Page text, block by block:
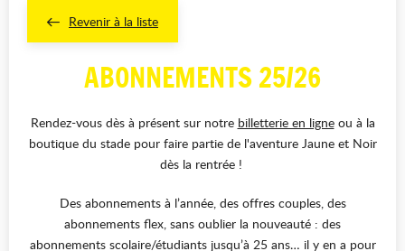
Revenir à la liste
ABONNEMENTS 25/26
Rendez-vous dès à présent sur notre billetterie en ligneou à la
boutique du stade pour faire partie de l'aventure Jaune et Noir
dès la rentrée !
Des abonnements à l’année, des offres couples, des
abonnements flex, sans oublier la nouveauté : des
abonnements scolaire/étudiants jusqu’à 25 ans… il y en a pour